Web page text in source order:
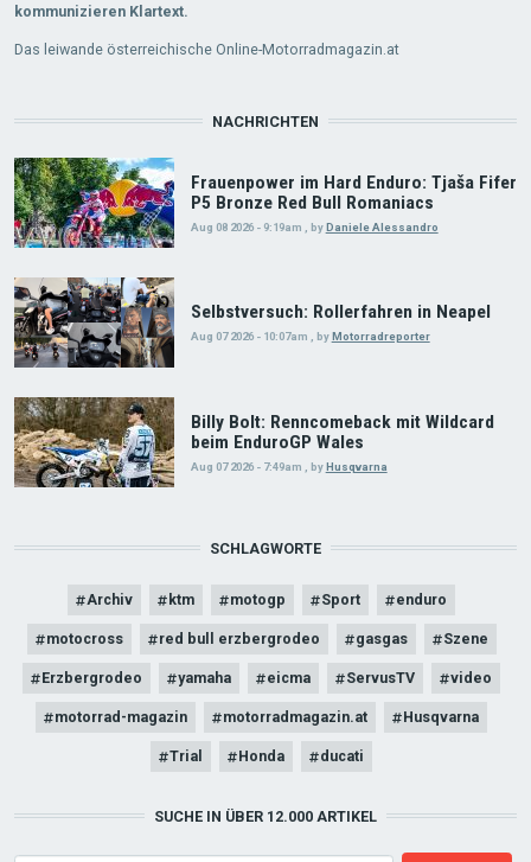
kommunizieren Klartext.
Das leiwande österreichische Online-Motorradmagazin.at
NACHRICHTEN
Frauenpower im Hard Enduro: Tjaša Fifer
P5 Bronze Red Bull Romaniacs
Aug 08 2026 - 9:19am byDaniele Alessandro
Selbstversuch: Rollerfahren in Neapel
Aug 07 2026 - 10:07am , byMotorradreporter
Billy Bolt: Renncomeback mit Wildcard
beim EnduroGP Wales
Aug 07 2026 - 7:49am byHusqvarna
SCHLAGWORTE
Archiv ktm motogp Sport enduro
motocross red bull erzbergrodeo gasgas Szene
Erzbergrodeo yamaha eicma ServusTV video
motorrad-magazin motorradmagazin.at Husqvarna
Trial Honda ducati
SUCHE IN ÜBER 12.000 ARTIKEL